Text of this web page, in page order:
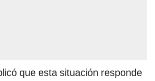
que esta situación responde